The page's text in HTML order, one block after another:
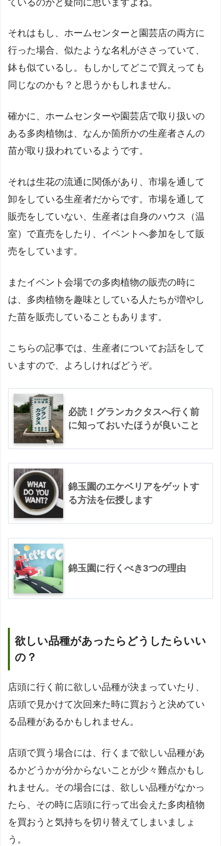
それはもし、ホームセンターと園芸店の両方に
行った場合、似たような名札がささっていて、
鉢も似ているし。もしかしてどこで買えっても
同じなのかも？と思うかもしれません。
確かに、ホームセンターや園芸店で取り扱いの
ある多肉植物は、なんか箇所かの生産者さんの
苗が取り扱われているようです。
それは生花の流通に関係があり、市場を通して
卸をしている生産者だからです。市場を通して
販売をしていない、生産者は自身のハウス（温
室）で直売をしたり、イベントへ参加をして販
売をしています。
またイベント会場での多肉植物の販売の時に
は、多肉植物を趣味としている人たちが増やし
た苗を販売していることもあります。
こちらの記事では、生産者についてお話をして
いますので、よろしければどうぞ。
必読！グランカクタスへ行く前
に知っておいたほうが良いこと
錦玉園のエケベリアをゲットす
る方法を伝授します
錦玉園に行くべき3つの理由
欲しい品種があったらどうしたらいい
の？
店頭に行く前に欲しい品種が決まっていたり、
店頭で見かけて次回来た時に買おうと決めてい
る品種があるかもしれません。
店頭で買う場合には、行くまで欲しい品種があ
るかどうかが分からないことが少々難点かもし
れません。その場合には、欲しい品種がなかっ
たら、その時に店頭に行って出会えた多肉植物
を買おうと気持ちを切り替えてしまいましょ
う。